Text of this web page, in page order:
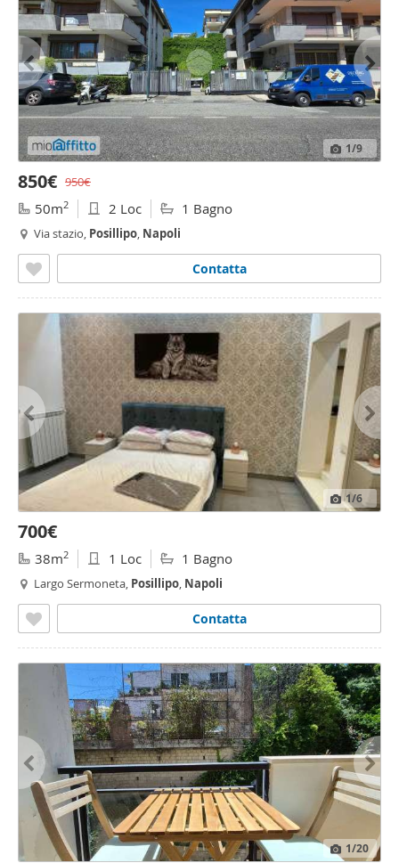
1/9
850€ 950€
50m2 2 Loc 1 Bagno
Via stazio, Posillipo, Napoli
Contatta
1/6
700€
38m2 1 Loc 1 Bagno
Largo Sermoneta, Posillipo, Napoli
Contatta
1/20